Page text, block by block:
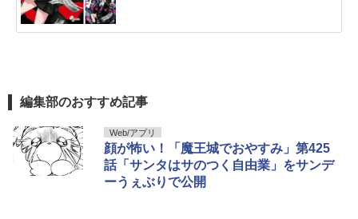
編集部のおすすめ記事
Web/アプリ
顔が怖い！「魔王城でおやすみ」第425
話「サンタはサのつく自由業」をサンデ
ーうぇぶりで公開